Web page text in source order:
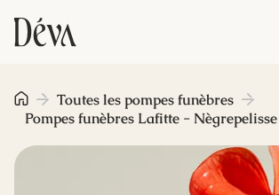
Obsèques
Prévoyance
Toutes les pompes funèbres
Pompes funèbres Lafitte - Nègrepelisse